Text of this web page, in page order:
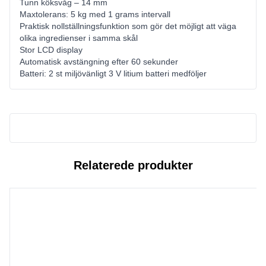
Tunn köksvåg – 14 mm
Maxtolerans: 5 kg med 1 grams intervall
Praktisk nollställningsfunktion som gör det möjligt att väga
olika ingredienser i samma skål
Stor LCD display
Automatisk avstängning efter 60 sekunder
Batteri: 2 st miljövänligt 3 V litium batteri medföljer
Relaterede produkter